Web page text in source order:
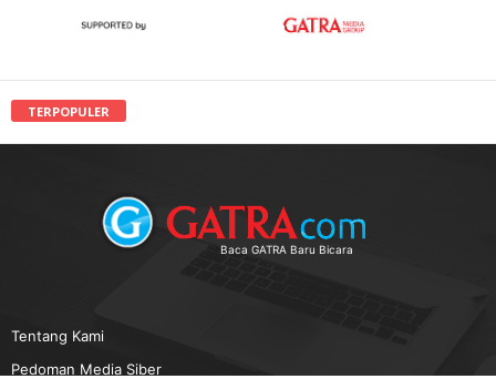
TERPOPULER
Baca GATRA Baru Bicara
Tentang Kami
Pedoman Media Siber